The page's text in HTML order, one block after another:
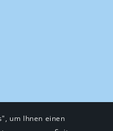
um Ihnen einen